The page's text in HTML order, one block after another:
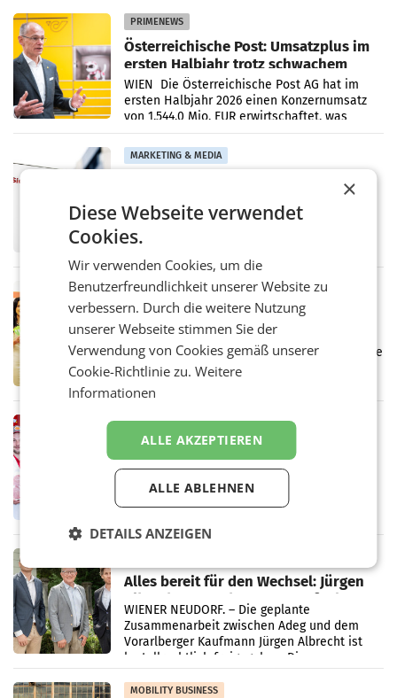
PRIMENEWS
Österreichische Post: Umsatzplus im
ersten Halbjahr trotz schwachem
Briefgeschäft
WIEN Die Österreichische Post AG hat im
ersten Halbjahr 2026 einen Konzernumsatz
von 1.544,0 Mio. EUR erwirtschaftet, was
einem Plus von 3,8 Prozent gegenüber dem
Vergleichszeitraum
MARKETING & MEDIA
UNTERFÖHRING/MAILAND/AMSTERDAM. Der
Frühjahr dank Kostensenkungen operativ
wieder Gewinn gemacht und die
Markterwartung deutlich übertroffen.
RETAIL
Eine Bühne für Zirkularität: ARA und
Müller informieren am POS über
Kreislauffähigkeit
Über den gesamten August hinweg rücken die
Altstoff Recycling Austria AG (ARA) und der
„Kreislauf-Helden“ in allen österreichischen
RETAIL
Penny modernisiert zwei Filialen in
Ober- und Niederösterreich
WIENER NEUDORF. – Im Rahmen einer
laufenden Modernisierungsoffensive
erneuert Penny zwei Filialen in Nieder- und
Oberösterreich. Die beiden Standorte liegen
in Haag sowie im rund
Alles bereit für den Wechsel: Jürgen
Albrecht setzt ab 1.1.2027 auf Adeg
WIENER NEUDORF. – Die geplante
Zusammenarbeit zwischen Adeg und dem
Vorarlberger Kaufmann Jürgen Albrecht ist
kartellrechtlich freigegeben: Die
Bundeswettbewerbsbehörde und der
Bundeskartellanwalt
MOBILITY BUSINESS
×
Diese Webseite verwendet
Cookies.
Wir verwenden Cookies, um die
Benutzerfreundlichkeit unserer Website zu
verbessern. Durch die weitere Nutzung
unserer Webseite stimmen Sie der
Verwendung von Cookies gemäß unserer
Cookie-Richtlinie zu.Weitere
Informationen
ALLE AKZEPTIEREN
ALLE ABLEHNEN
DETAILS ANZEIGEN